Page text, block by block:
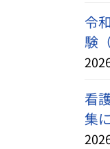
令
験
看
集